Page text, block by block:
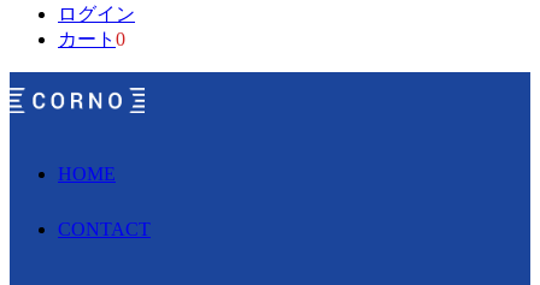
ログイン
カート 0
HOME
CONTACT